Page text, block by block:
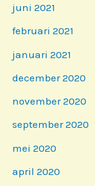
juni 2021
februari 2021
januari 2021
december 2020
november 2020
september 2020
mei 2020
april 2020